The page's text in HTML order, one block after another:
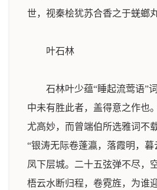
世，视秦桧犹苏合香之于蜣螂丸
叶石林
石林叶少蕴“睡起流莺语”词
中未有胜此者，盖得意之作也
尤高妙，而曾端伯所选雅词不
“银涛无际卷蓬瀛，落霞明，
凤下层城。二十五弦弹不尽，
梧云水断归程，卷霓旌，为谁